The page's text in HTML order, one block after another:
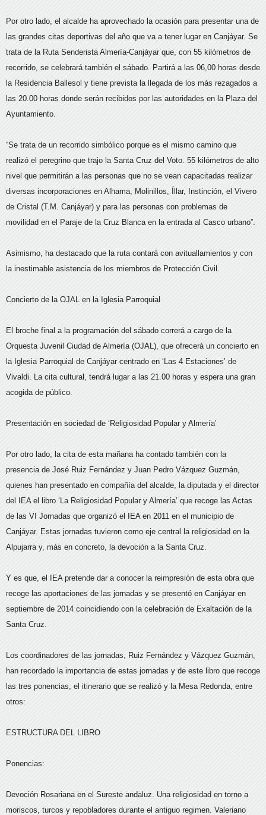
Por otro lado, el alcalde ha aprovechado la ocasión para presentar una de
las grandes citas deportivas del año que va a tener lugar en Canjáyar. Se
trata de la Ruta Senderista Almería-Canjáyar que, con 55 kilómetros de
recorrido, se celebrará también el sábado. Partirá a las 06,00 horas desde
la Residencia Ballesol y tiene prevista la llegada de los más rezagados a
las 20.00 horas donde serán recibidos por las autoridades en la Plaza del
Ayuntamiento.
“Se trata de un recorrido simbólico porque es el mismo camino que
realizó el peregrino que trajo la Santa Cruz del Voto. 55 kilómetros de alto
nivel que permitirán a las personas que no se vean capacitadas realizar
diversas incorporaciones en Alhama, Molinillos, Íllar, Instinción, el Vivero
de Cristal (T.M. Canjáyar) y para las personas con problemas de
movilidad en el Paraje de la Cruz Blanca en la entrada al Casco urbano”.
Asimismo, ha destacado que la ruta contará con avituallamientos y con
la inestimable asistencia de los miembros de Protección Civil.
Concierto de la OJAL en la Iglesia Parroquial
El broche final a la programación del sábado correrá a cargo de la
Orquesta Juvenil Ciudad de Almería (OJAL), que ofrecerá un concierto en
la Iglesia Parroquial de Canjáyar centrado en ‘Las 4 Estaciones’ de
Vivaldi. La cita cultural, tendrá lugar a las 21.00 horas y espera una gran
acogida de público.
Presentación en sociedad de ‘Religiosidad Popular y Almería’
Por otro lado, la cita de esta mañana ha contado también con la
presencia de José Ruiz Fernández y Juan Pedro Vázquez Guzmán,
quienes han presentado en compañía del alcalde, la diputada y el director
del IEA el libro ‘La Religiosidad Popular y Almería’ que recoge las Actas
de las VI Jornadas que organizó el IEA en 2011 en el municipio de
Canjáyar. Estas jornadas tuvieron como eje central la religiosidad en la
Alpujarra y, más en concreto, la devoción a la Santa Cruz.
Y es que, el IEA pretende dar a conocer la reimpresión de esta obra que
recoge las aportaciones de las jornadas y se presentó en Canjáyar en
septiembre de 2014 coincidiendo con la celebración de Exaltación de la
Santa Cruz.
Los coordinadores de las jornadas, Ruiz Fernández y Vázquez Guzmán,
han recordado la importancia de estas jornadas y de este libro que recoge
las tres ponencias, el itinerario que se realizó y la Mesa Redonda, entre
otros:
ESTRUCTURA DEL LIBRO
Ponencias:
Devoción Rosariana en el Sureste andaluz. Una religiosidad en torno a
moriscos, turcos y repobladores durante el antiguo regimen. Valeriano